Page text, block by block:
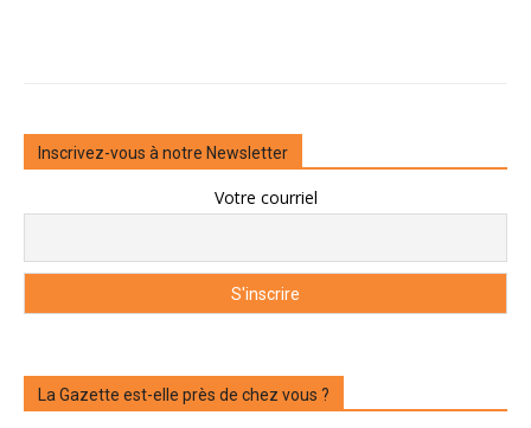
Inscrivez-vous à notre Newsletter
Votre courriel
La Gazette est-elle près de chez vous ?